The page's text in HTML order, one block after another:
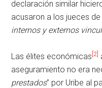
declaración similar
acusaron a los jueces
internos y externos
Las élites económicas [2]
aseguramiento no era
prestados” por Uribe al